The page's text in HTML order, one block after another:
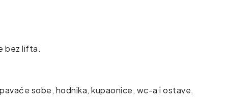
bez lifta.
sobe, hodnika, kupaonice, wc-a i ostave.